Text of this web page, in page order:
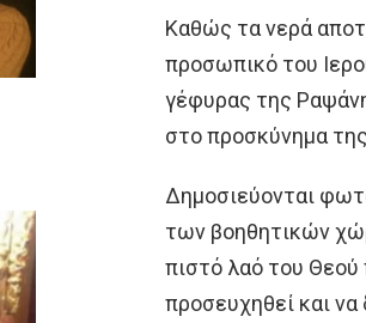
Καθώς τα νερά
προσωπικό του
γέφυρας της
στο προσκύνημα
Δημοσιεύονται
των βοηθητικών
πιστό λαό του Θεού
προσευχηθεί και